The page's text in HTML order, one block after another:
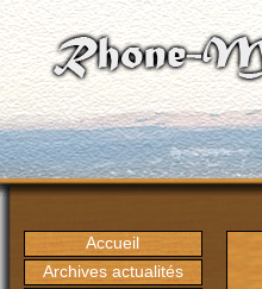
Accueil
Archives actualités